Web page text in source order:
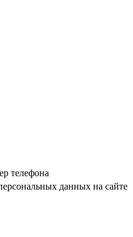
телефона
данных на сайте